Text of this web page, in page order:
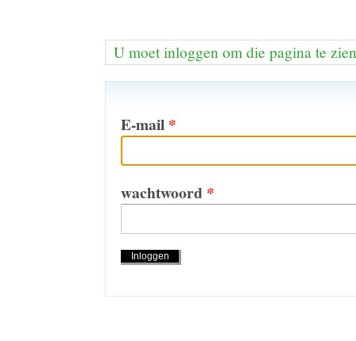
U moet inloggen om die pagina te zien
E-mail *
wachtwoord *
Handelingen